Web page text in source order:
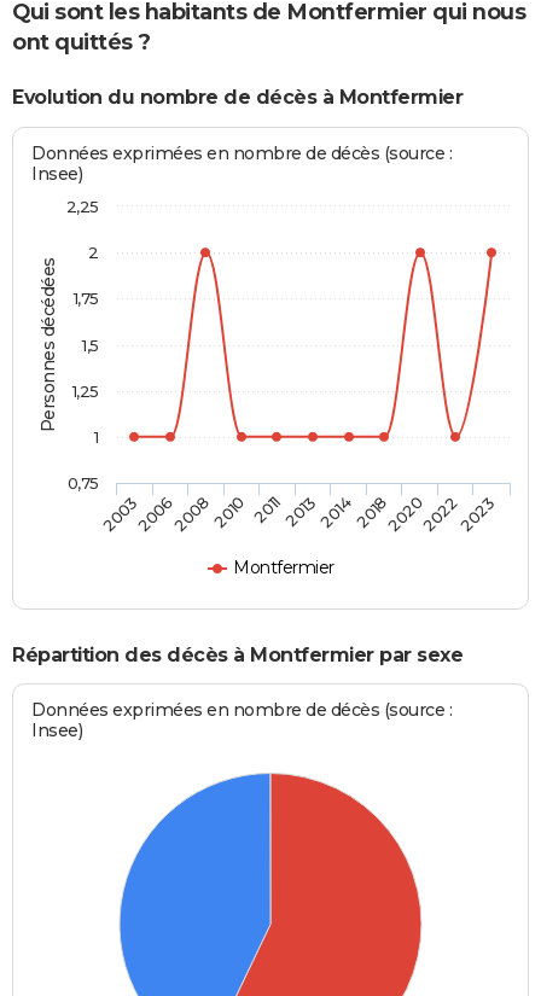
Qui sont les habitants de Montfermier qui nous
ont quittés ?
Evolution du nombre de décès à Montfermier
Personnes décédées
Données exprimées en nombre de décès (source :
Insee)
Montfermier
2003200620082010 2011201320142018202020222023
0,75
1
1,25
1,5
1,75
2
2,25
Répartition des décès à Montfermier par sexe
Données exprimées en nombre de décès (source :
Insee)